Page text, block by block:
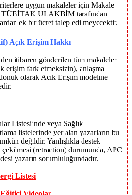
uygun makaleler için Makale
TÜBİTAK ULAKBİM tarafından
ek bir ücret talep edilmeyecektir.
Açık Erişim Hakkı
itibaren gönderilen tüm makaleler
erişim fark etmeksizin), anlaşma
olarak Açık Erişim modeline
Listesi’nde veya Sağlık
listelerinde yer alan yazarların bu
değildir. Yanlışlıkla destek
çekilmesi (retraction) durumunda, APC
yazarın sorumluluğundadır.
Listesi
Eğitici Videolar